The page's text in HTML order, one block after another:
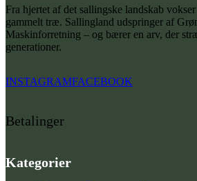
Fra hjertet af det sallingske landskab
gammelt træ. Sallingland udspringer af
Maskinforretning – og bærer en arv, der
generationer.
INSTAGRAMFACEBOOK
Betalinger
Kategorier